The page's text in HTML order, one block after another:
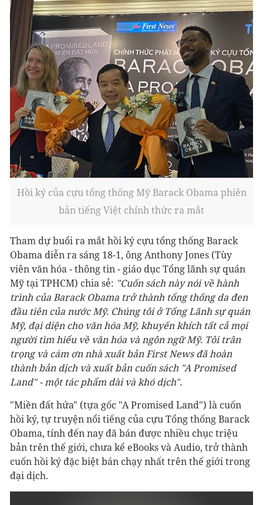
Hồi ký của cựu tổng thống Mỹ Barack Obama phiên
bản tiếng Việt chính thức ra mắt
Tham dự buổi ra mắt hồi ký cựu tổng thống Barack
Obama diễn ra sáng 18-1, ông Anthony Jones (Tùy
viên văn hóa - thông tin - giáo dục Tổng lãnh sự quán
Mỹ tại TPHCM) chia sẻ: "Cuốn sách này nói về hành
trình của Barack Obama trở thành tổng thống da đen
đầu tiên của nước Mỹ. Chúng tôi ở Tổng Lãnh sự quán
Mỹ, đại diện cho văn hóa Mỹ, khuyến khích tất cả mọi
người tìm hiểu về văn hóa và ngôn ngữ Mỹ. Tôi trân
trọng và cám ơn nhà xuất bản First News đã hoàn
thành bản dịch và xuất bản cuốn sách "A Promised
Land" - một tác phẩm dài và khó dịch".
"Miền đất hứa" (tựa gốc "A Promised Land") là cuốn
hồi ký, tự truyện nổi tiếng của cựu Tổng thống Barack
Obama, tính đến nay đã bán được nhiều chục triệu
bản trên thế giới, chưa kể eBooks và Audio, trở thành
cuốn hồi ký đặc biệt bán chạy nhất trên thế giới trong
đại dịch.